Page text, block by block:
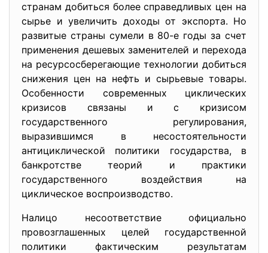
странам добиться более справедливых цен на
сырье и увеличить доходы от экспорта. Но
развитые страны сумели в 80-е годы за счет
применения дешевых заменителей и перехода
на ресурсосберегающие технологии добиться
снижения цен на нефть и сырьевые товары.
Особенности современных циклических
кризисов связаны и с кризисом
государственного регулирования,
выразившимся в несостоятельности
антициклической политики государства, в
банкротстве теорий и практики
государственного воздействия на
циклическое воспроизводство.
Налицо несоответствие официально
провозглашенных целей государственной
политики фактическим результатам